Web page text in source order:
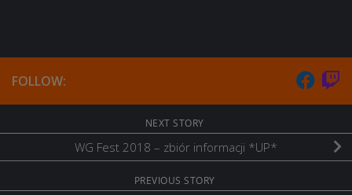
FOLLOW:
NEXT STORY
WG Fest 2018 – zbiór informacji *UP*
PREVIOUS STORY